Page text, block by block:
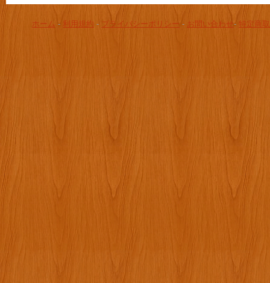
ホーム - 利用規約 - プライバシーポリシー - お問い合わせ- 特定商